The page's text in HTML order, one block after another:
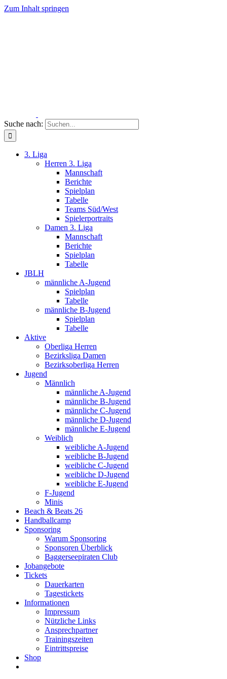
Zum Inhalt springen
Suche nach:
3. Liga
Herren 3. Liga
Mannschaft
Berichte
Spielplan
Tabelle
Teams Süd/West
Spielerportraits
Damen 3. Liga
Mannschaft
Berichte
Spielplan
Tabelle
JBLH
männliche A-Jugend
Spielplan
Tabelle
männliche B-Jugend
Spielplan
Tabelle
Aktive
Oberliga Herren
Bezirksliga Damen
Bezirksoberliga Herren
Jugend
Männlich
männliche A-Jugend
männliche B-Jugend
männliche C-Jugend
männliche D-Jugend
männliche E-Jugend
Weiblich
weibliche A-Jugend
weibliche B-Jugend
weibliche C-Jugend
weibliche D-Jugend
weibliche E-Jugend
F-Jugend
Minis
Beach & Beats 26
Handballcamp
Sponsoring
Warum Sponsoring
Sponsoren Überblick
Baggerseepiraten Club
Jobangebote
Tickets
Dauerkarten
Tagestickets
Informationen
Impressum
Nützliche Links
Ansprechpartner
Trainingszeiten
Eintrittspreise
Shop